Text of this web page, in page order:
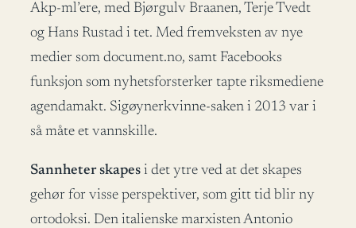
Akp-ml’ere, med Bjørgulv Braanen, Terje Tvedt
og Hans Rustad i tet. Med fremveksten av nye
medier som document.no, samt Facebooks
funksjon som nyhetsforsterker tapte riksmediene
agendamakt. Sigøynerkvinne-saken i 2013 var i
så måte et vannskille.
Sannheter skapes i det ytre ved at det skapes
gehør for visse perspektiver, som gitt tid blir ny
ortodoksi. Den italienske marxisten Antonio